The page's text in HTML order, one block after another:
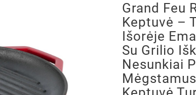
Grand Feu
Keptuvė –
Išorėje
Su Grilio
Nesunkiai